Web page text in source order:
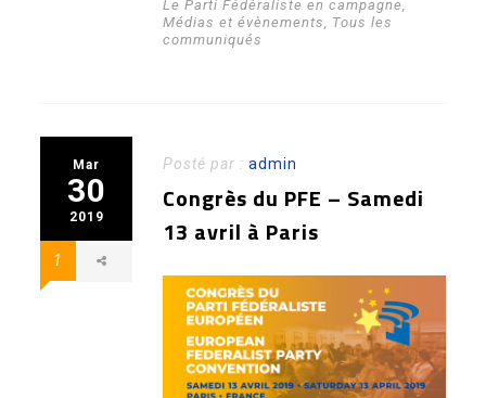
Le Parti Fédéraliste en campagne,
Médias et évènements, Tous les
communiqués
Mar
30
2019
1
Posté par :admin
Congrès du PFE – Samedi
13 avril à Paris